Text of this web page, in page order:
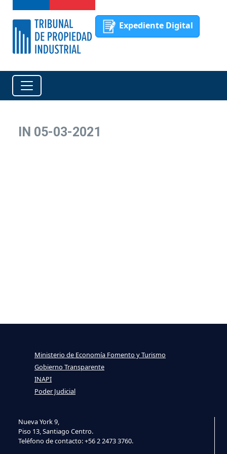
Expediente Digital
IN 05-03-2021
Nueva York 9,
Piso 13, Santiago Centro.
Teléfono de contacto: +56 2 2473 3760.
Ministerio de Economía Fomento y Turismo
Gobierno Transparente
INAPI
Poder Judicial